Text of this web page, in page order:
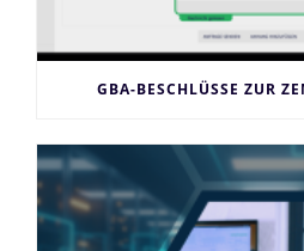
GBA-BESCHLÜSSE ZUR